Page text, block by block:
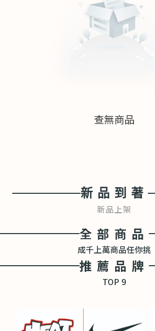
查無商品
新品到著
新品上架
全部商品
成千上萬商品任你挑
推薦品牌
TOP 9